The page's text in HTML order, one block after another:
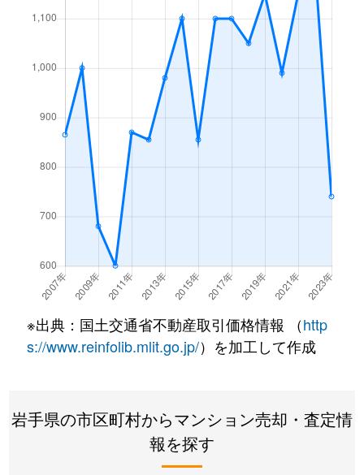
長田町
230万円 盛岡
徒歩10
中ノ橋通
3,500万円
徒歩28
中屋敷町
400万円
徒歩45
本町通
3,000万円
徒歩20
徒歩24
本町通
本町通
490万円 盛岡
徒歩22
南大通
700万円 仙北町
徒歩10
本宮
2,300万円 仙北町
徒歩14
本宮
3,000万円 盛岡
徒歩25
2,800万円
※出典：国土交通省不動産取引価格情報 （http
s://www.reinfolib.mlit.go.jp/）を加工して作成
岩手県の市区町村からマンション売却・査定情
報を探す